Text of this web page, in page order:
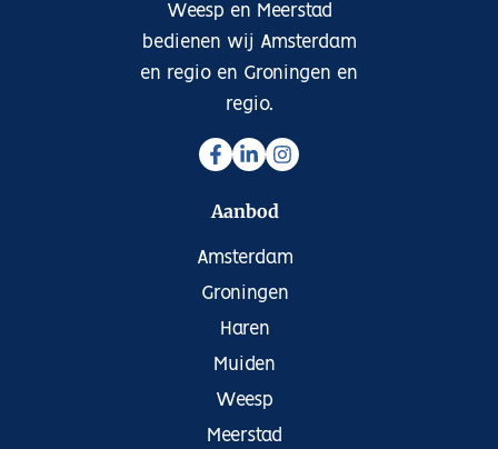
Weesp en Meerstad
bedienen wij Amsterdam
en regio en Groningen en
regio.
Aanbod
Amsterdam
Groningen
Haren
Muiden
Weesp
Meerstad